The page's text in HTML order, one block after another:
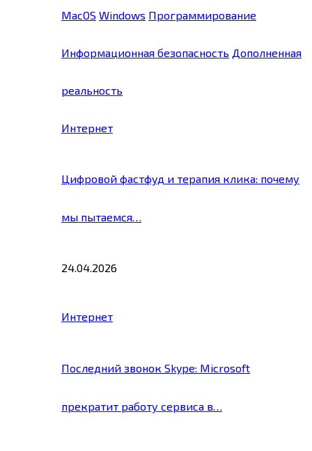
MacOS Windows Программирование
Информационная безопасность Дополненная
реальность
Интернет
Цифровой фастфуд и терапия клика: почему
мы пытаемся…
24.04.2026
Интернет
Последний звонок Skype: Microsoft
прекратит работу сервиса в…